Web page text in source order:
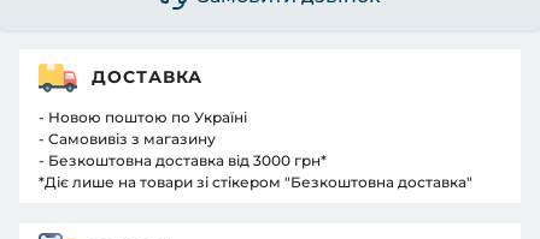
ДОСТАВКА
- Новою поштою по Україні
- Самовивіз з магазину
- Безкоштовна доставка від 3000 грн*
*Діє лише на товари зі стікером "Безкоштовна доставка"